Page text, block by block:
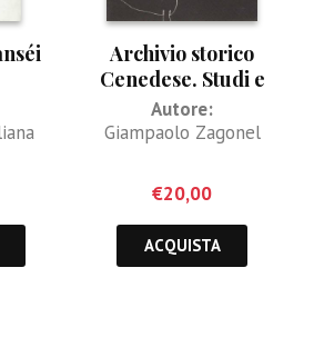
Archivio storico
Cenedese. Studi e
ricerche tra Piave e
Livenza Vol. 1
Autore:
Giampaolo Zagonel
€20,00
ACQUISTA